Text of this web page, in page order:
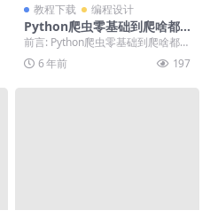
教程下载 编程设计
Python爬虫零基础到爬啥都
行
前言: Python爬虫零基础到爬啥都
行，喜欢就下载吧。 正文: Python
爬...6 年前 197